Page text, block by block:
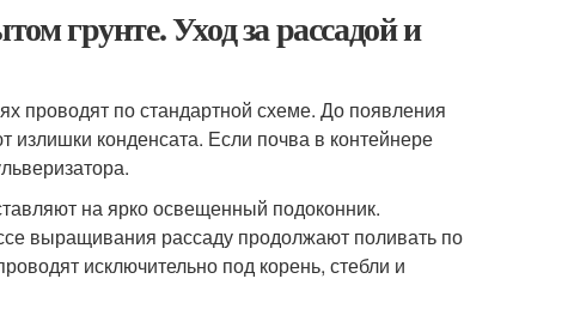
грунте. Уход за рассадой и
проводят по стандартной схеме. До появления
конденсата. Если почва в контейнере
на ярко освещенный подоконник.
выращивания рассаду продолжают поливать по
исключительно под корень, стебли и